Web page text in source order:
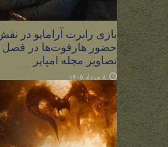
بازی رابرت آرامایو در
حضور هارفوت‌ها در
تصاویر مجله امپایر
۸ مرداد ۱۴۰۵